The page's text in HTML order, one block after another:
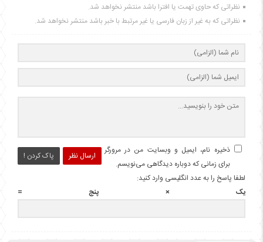
نظراتی که حاوی تهمت یا افترا باشد منتشر نخواهد شد.
نظراتی که به غیر از زبان فارسی یا غیر مرتبط با خبر باشد منتشر نخواهد شد.
ارسال نظر پاک کردن !
ذخیره نام، ایمیل و وبسایت من در مرورگر
برای زمانی که دوباره دیدگاهی می‌نویسم.
لطفا پاسخ را به عدد انگلیسی وارد کنید:
یک × پنج =